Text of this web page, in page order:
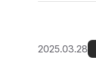
2025.03.28